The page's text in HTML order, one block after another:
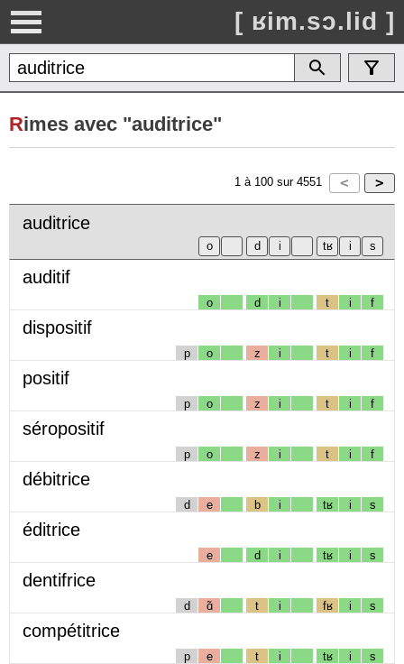
[ ʁim.sɔ.lid ]
Rimes avec "auditrice"
1 à 100 sur 4551
auditrice
auditif
o d i t i f
dispositif
p o z i t i f
positif
p o z i t i f
séropositif
p o z i t i f
débitrice
d e b i tʁ i s
éditrice
e d i tʁ i s
dentifrice
d ɑ̃ t i fʁ i s
compétitrice
p e t i tʁ i s